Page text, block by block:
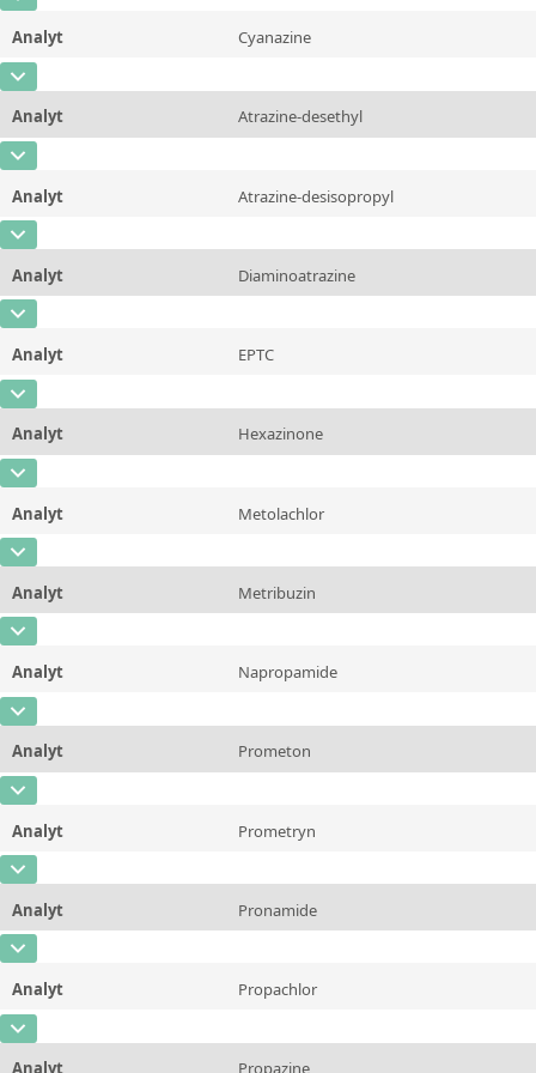
Einheit
Konzentration 2,0 - 20,0
Einheit µg/L
Zusätzliche Informationen
Analyt Cyanazine
CAS-Nummer
Konzentration 2,0 - 20,0
Einheit
Analyt Atrazine-desethyl
CAS-Nummer
Konzentration 2,0 - 20,0
Einheit µg/L
Zusätzliche Informationen
Analyt Atrazine-desisopropyl
CAS-Nummer
Konzentration 2,0 - 20,0
Einheit
Analyt Diaminoatrazine
CAS-Nummer
Konzentration 2,0 - 20,0
Einheit µg/L
Zusätzliche Informationen
Analyt EPTC
CAS-Nummer
Konzentration 2,0 - 20,0
Einheit
Analyt Hexazinone
CAS-Nummer
Konzentration 2,0 - 20,0
Einheit µg/L
Zusätzliche Informationen
Analyt Metolachlor
CAS-Nummer
Konzentration 2,0 - 20,0
Einheit
Analyt Metribuzin
CAS-Nummer
Konzentration 2,0 - 20,0
Einheit µg/L
Zusätzliche Informationen
Analyt Napropamide
CAS-Nummer
Konzentration 2,0 - 20,0
Einheit
Analyt Prometon
CAS-Nummer
Konzentration 2,0 - 20,0
Einheit µg/L
Zusätzliche Informationen
Analyt Prometryn
CAS-Nummer
Konzentration 2,0 - 20,0
Einheit
Analyt Pronamide
CAS-Nummer
Konzentration 2,0 - 20,0
Einheit µg/L
Analyt Propachlor
CAS-Nummer